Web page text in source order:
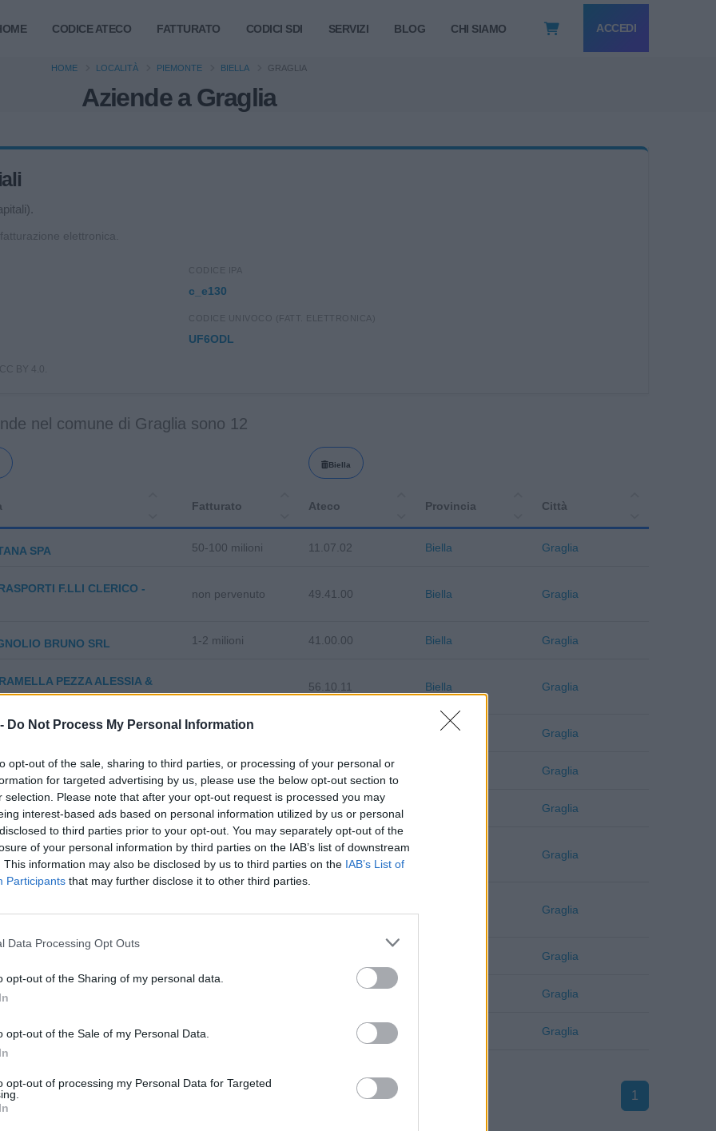
Do Not Process My Personal Information
opt-out of the sale, sharing to third parties, or processing of your personal or
for targeted advertising by us, please use the below opt-out section to
selection. Please note that after your opt-out request is processed you may
interest-based ads based on personal information utilized by us or personal
to third parties prior to your opt-out. You may separately opt-out of the
of your personal information by third parties on the IAB’s list of downstream
This information may also be disclosed by us to third parties on the IAB’s List of
Participants that may further disclose it to other third parties.
Data Processing Opt Outs
opt-out of the Sharing of my personal data.
opt-out of the Sale of my Personal Data.
opt-out of processing my Personal Data for Targeted
CODICE ATECO FATTURATO CODICI SDI SERVIZI BLOG CHI SIAMO ACCEDI
Aziende a Graglia
HOME LOCALITÀ PIEMONTE BIELLA GRAGLIA
elettronica.
CODICE IPA
c_e130
CODICE UNIVOCO (FATT. ELETTRONICA)
UF6ODL
BY 4.0.
nel comune di Graglia sono 12
Biella
Fatturato Ateco Provincia Città
SPA 50-100 milioni 11.07.02 Biella Graglia
F.LLI CLERICO -
non pervenuto 49.41.00 Biella Graglia
BRUNO SRL 1-2 milioni 41.00.00 Biella Graglia
PEZZA ALESSIA &
56.10.11 Biella Graglia
Biella Graglia
11.05.00 Graglia
0-1 milioni 70.22.09 Graglia
MERLETTO DI PALADIN
10.71.10 Graglia
Graglia
Graglia
Graglia
S.R.L. Graglia
1